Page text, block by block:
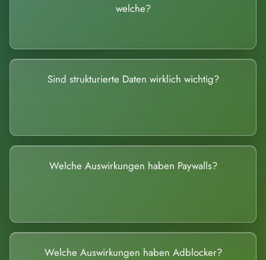
welche?
Sind strukturierte Daten wirklich wichtig?
Welche Auswirkungen haben Paywalls?
Welche Auswirkungen haben Adblocker?